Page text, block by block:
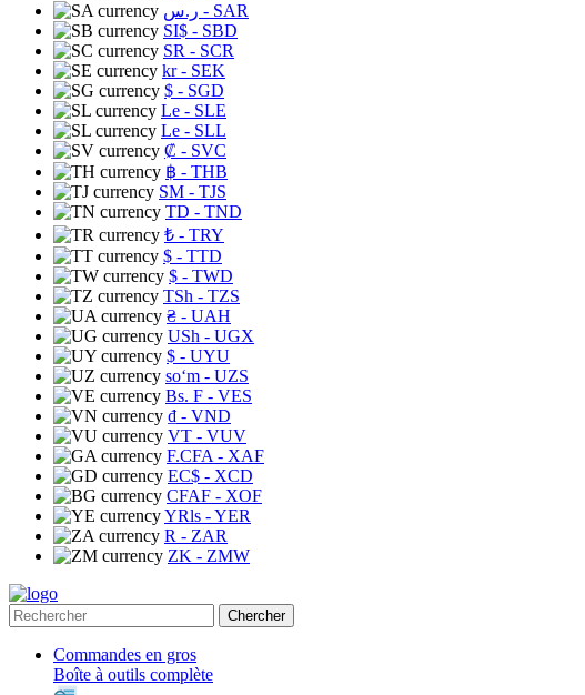
ر.س - SAR
SI$ - SBD
SR - SCR
kr- SEK
$ - SGD
Le - SLE
Le - SLL
₡ - SVC
฿ - THB
ЅМ - TJS
TD - TND
₺ - TRY
$ - TTD
$ - TWD
TSh - TZS
₴ - UAH
USh - UGX
$ - UYU
soʻm - UZS
Bs. F - VES
₫ - VND
VT - VUV
F.CFA - XAF
EC$ - XCD
CFAF - XOF
YRls - YER
R - ZAR
ZK - ZMW
Chercher
Commandes en gros
Boîte à outils complète